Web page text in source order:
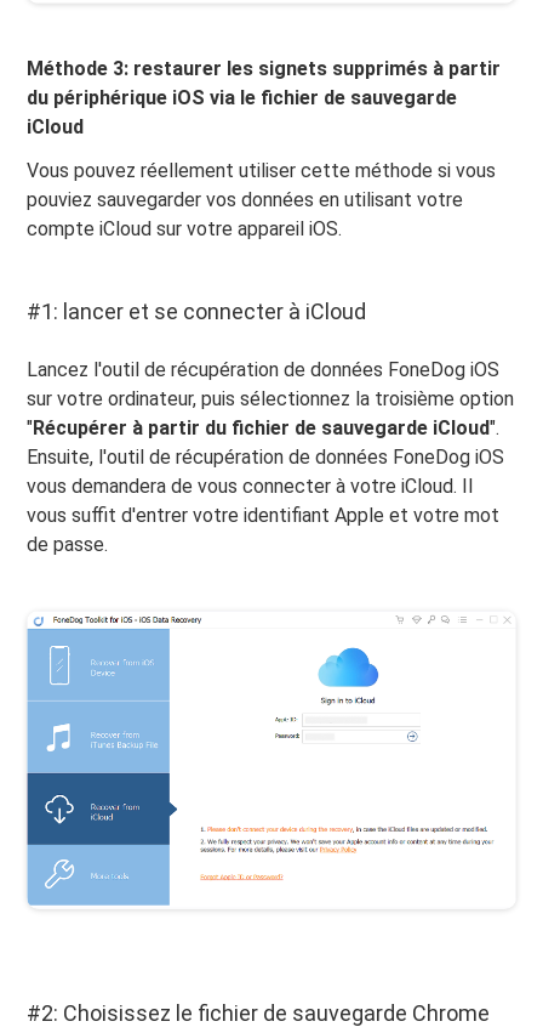
Méthode 3: restaurer les signets supprimés à partir
du périphérique iOS via le fichier de sauvegarde
iCloud
Vous pouvez réellement utiliser cette méthode si vous
pouviez sauvegarder vos données en utilisant votre
compte iCloud sur votre appareil iOS.
#1: lancer et se connecter à iCloud
Lancez l'outil de récupération de données FoneDog iOS
sur votre ordinateur, puis sélectionnez la troisième option
"Récupérer à partir du fichier de sauvegarde iCloud".
Ensuite, l'outil de récupération de données FoneDog iOS
vous demandera de vous connecter à votre iCloud. Il
vous suffit d'entrer votre identifiant Apple et votre mot
de passe.
#2: Choisissez le fichier de sauvegarde Chrome